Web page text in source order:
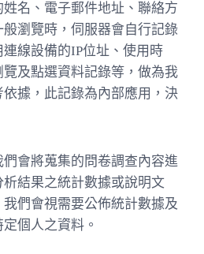
名、電子郵件地址、聯絡方
瀏覽時，伺服器會自行記錄
線設備的IP位址、使用時
及點選資料記錄等，做為我
據，此記錄為內部應用，決
會將蒐集的問卷調查內容進
結果之統計數據或說明文
們會視需要公佈統計數據及
個人之資料。